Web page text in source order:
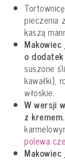
pieczenia
kaszą
o
suszone
kawałki),
włoskie.
W wersji
z kremem.
polewa